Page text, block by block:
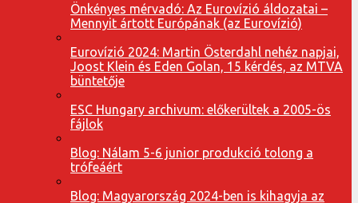
Önkényes mérvadó: Az Eurovízió áldozatai –
Mennyit ártott Európának (az Eurovízió)
Eurovízió 2024: Martin Österdahl nehéz napjai,
Joost Klein és Eden Golan, 15 kérdés, az MTVA
büntetője
ESC Hungary archivum: előkerültek a 2005-ös
fájlok
Blog: Nálam 5-6 junior produkció tolong a
trófeáért
Blog: Magyarország 2024-ben is kihagyja az